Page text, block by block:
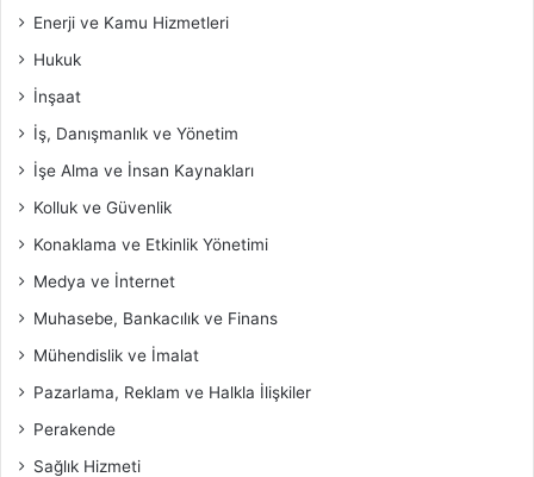
Enerji ve Kamu Hizmetleri
Hukuk
İnşaat
İş, Danışmanlık ve Yönetim
İşe Alma ve İnsan Kaynakları
Kolluk ve Güvenlik
Konaklama ve Etkinlik Yönetimi
Medya ve İnternet
Muhasebe, Bankacılık ve Finans
Mühendislik ve İmalat
Pazarlama, Reklam ve Halkla İlişkiler
Perakende
Sağlık Hizmeti